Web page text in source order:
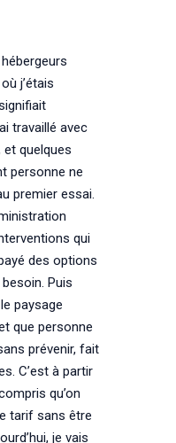
j’étais
travaillé avec
et quelques
personne ne
premier essai.
qui
des options
Puis
paysage
que personne
prévenir, fait
C’est à partir
qu’on
tarif sans être
je vais